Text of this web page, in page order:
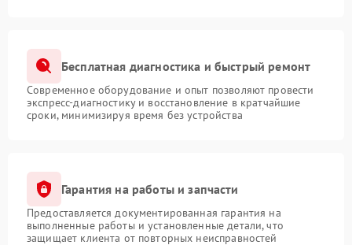
Бесплатная диагностика и быстрый ремонт
Современное оборудование и опыт позволяют провести
экспресс-диагностику и восстановление в кратчайшие
сроки, минимизируя время без устройства
Гарантия на работы и запчасти
Предоставляется документированная гарантия на
выполненные работы и установленные детали, что
защищает клиента от повторных неисправностей